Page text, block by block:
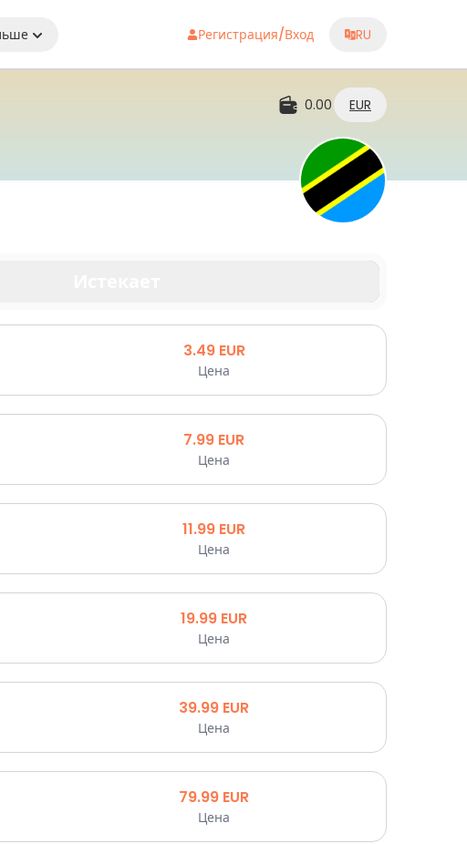
Регистрация/Вход RU
0.00 EUR
где бы вы ни находились
3.49 EUR
Цена
7.99 EUR
Цена
11.99 EUR
Цена
19.99 EUR
Цена
39.99 EUR
Цена
79.99 EUR
Цена